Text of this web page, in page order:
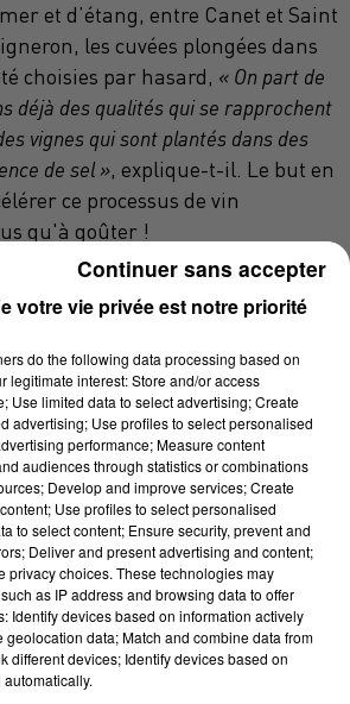
et d’étang, entre Canet et Saint
les cuvées plongées dans
choisies par hasard, « On part de
déjà des qualités qui se rapprochent
vignes qui sont plantés dans des
de sel », explique-t-il. Le but en
ce processus de vin
qu'à goûter !
propriétaire du domaine de l’Arca
seront justement dégustées ce
vignes, à l’air du Mas de Canet,
façon de faire connaître ces
canétois mais aussi de tester une
singulière, et qui a un intérêt
de cette journée
votre vie privée est notre priorité
do the following data processing based on
legitimate interest: Store and/or access
Use limited data to select advertising; Create
advertising; Use profiles to select personalised
performance; Measure content
audiences through statistics or combinations
Develop and improve services; Create
Use profiles to select personalised
to select content; Ensure security, prevent and
Deliver and present advertising and content;
privacy choices. These technologies may
as IP address and browsing data to offer
Identify devices based on information actively
geolocation data; Match and combine data from
different devices; Identify devices based on
Continuer sans accepter